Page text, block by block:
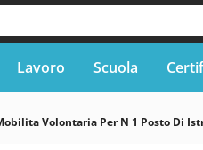
Lavoro Scuola
Volontaria Per N 1 Posto